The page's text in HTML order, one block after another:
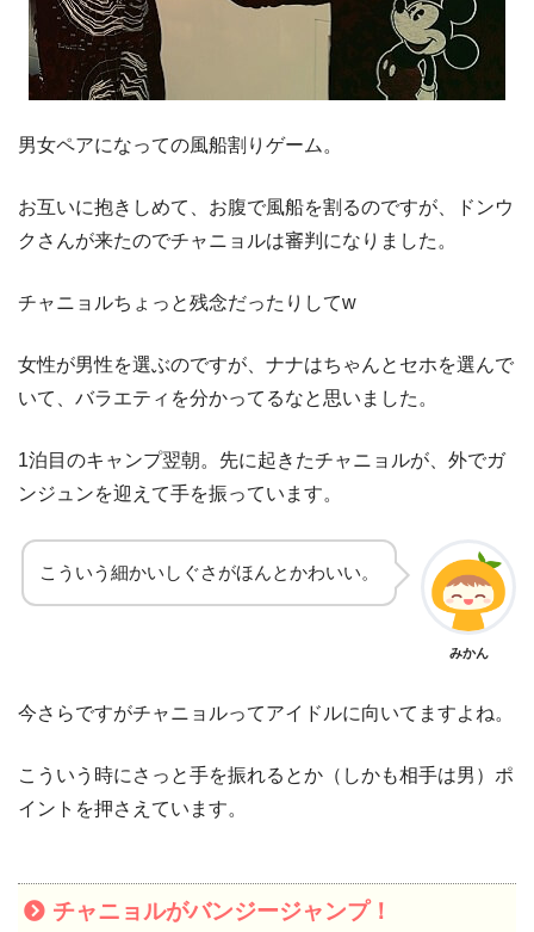
男女ペアになっての風船割りゲーム。
お互いに抱きしめて、お腹で風船を割るのですが、ドンウ
クさんが来たのでチャニョルは審判になりました。
チャニョルちょっと残念だったりしてw
女性が男性を選ぶのですが、ナナはちゃんとセホを選んで
いて、バラエティを分かってるなと思いました。
1泊目のキャンプ翌朝。先に起きたチャニョルが、外でガ
ンジュンを迎えて手を振っています。
こういう細かいしぐさがほんとかわいい。
みかん
今さらですがチャニョルってアイドルに向いてますよね。
こういう時にさっと手を振れるとか（しかも相手は男）ポ
イントを押さえています。
チャニョルがバンジージャンプ！